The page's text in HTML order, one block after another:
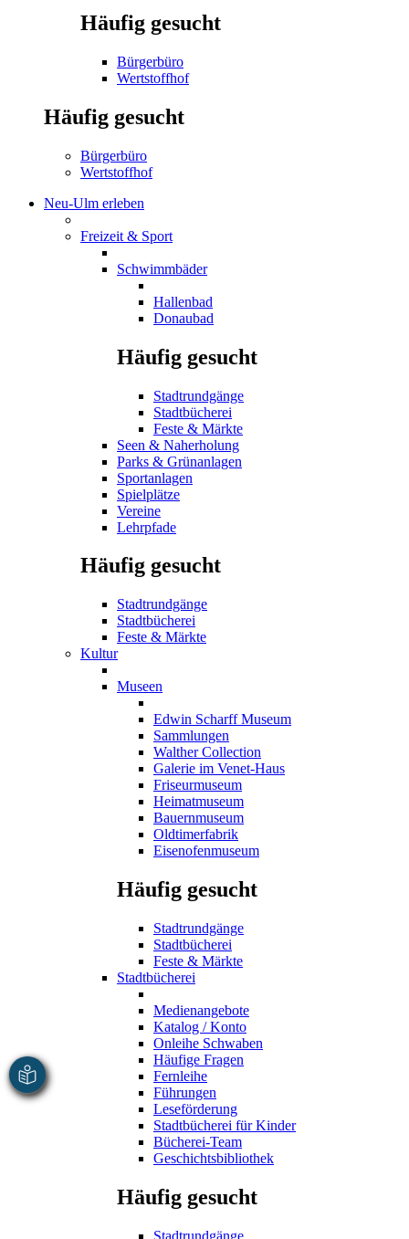
Häufig gesucht
Bürgerbüro
Wertstoffhof
Häufig gesucht
Bürgerbüro
Wertstoffhof
Neu-Ulm erleben
Freizeit & Sport
Schwimmbäder
Hallenbad
Donaubad
Häufig gesucht
Stadtrundgänge
Stadtbücherei
Feste & Märkte
Seen & Naherholung
Parks & Grünanlagen
Sportanlagen
Spielplätze
Vereine
Lehrpfade
Häufig gesucht
Stadtrundgänge
Stadtbücherei
Feste & Märkte
Kultur
Museen
Edwin Scharff Museum
Sammlungen
Walther Collection
Galerie im Venet-Haus
Friseurmuseum
Heimatmuseum
Bauernmuseum
Oldtimerfabrik
Eisenofenmuseum
Häufig gesucht
Stadtrundgänge
Stadtbücherei
Feste & Märkte
Stadtbücherei
Medienangebote
Katalog / Konto
Onleihe Schwaben
Häufige Fragen
Fernleihe
Führungen
Leseförderung
Stadtbücherei für Kinder
Bücherei-Team
Geschichtsbibliothek
Häufig gesucht
Stadtrundgänge